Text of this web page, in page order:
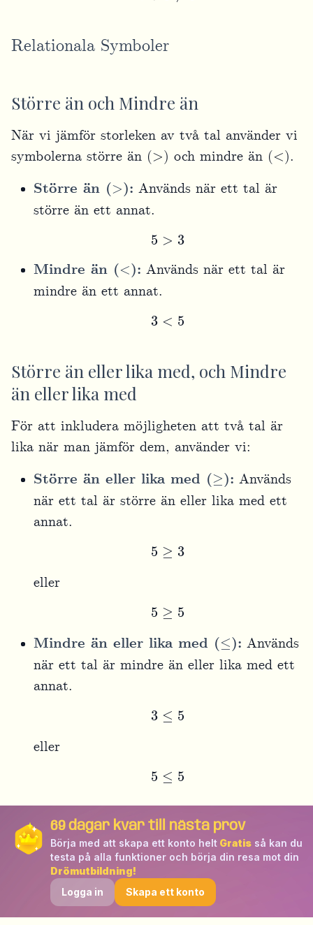
Relationala Symboler
Större än och Mindre än
När vi jämför storleken av två tal använder vi
symbolerna större än (
) och mindre än ( ).
Större än ( >): Används när ett tal är
större än ett annat.
5 > 3
Mindre än ( <): Används när ett tal är
mindre än ett annat.
3 < 5
Större än eller lika med, och Mindre
än eller lika med
För att inkludera möjligheten att två tal är
lika när man jämför dem, använder vi:
Större än eller lika med (≥ ): Används
när ett tal är större än eller lika med ett
annat.
5≥3
eller
5≥5
Mindre än eller lika med ( ≤ ): Används
när ett tal är mindre än eller lika med ett
annat.
3≤5
eller
5≤5
69dagar kvar till nästa prov
Börja med att skapa ett konto helt Gratis så kan du
testa på alla funktioner och börja din resa mot din
Drömutbildning!
Logga in
Skapa ett konto